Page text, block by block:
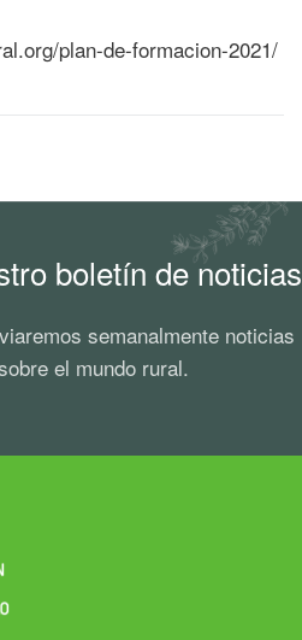
plan-de-formacion-2021/
boletín de noticias
semanalmente noticias
el mundo rural.